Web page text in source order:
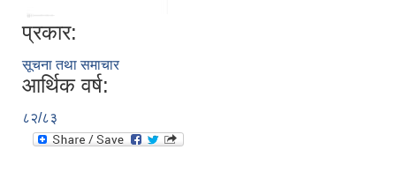
प्रकार:
सूचना तथा समाचार
आर्थिक वर्ष:
८२/८३